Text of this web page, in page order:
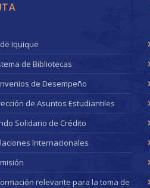
Iquique
de Bibliotecas
de Desempeño
de Asuntos Estudiantiles
Solidario de Crédito
Internacionales
relevante para la toma de